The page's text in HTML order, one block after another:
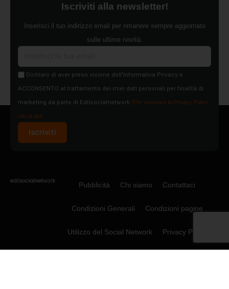
Iscriviti alla newsletter!
Inserisci il tuo indirizzo email per rimanere sempre aggiornato
sulle ultime novità.
Dichiaro di aver preso visione dell'Informativa Privacy e
ACCONSENTO al trattamento dei miei dati personali per finalità di
marketing da parte di Edilsocialnetwork (Per visionare la Privacy Policy
clicca qui).
Iscriviti
Pubblicità Chi siamo Contattaci
Condizioni Generali Condizioni pagine
Utilizzo del Social Network Privacy Policy